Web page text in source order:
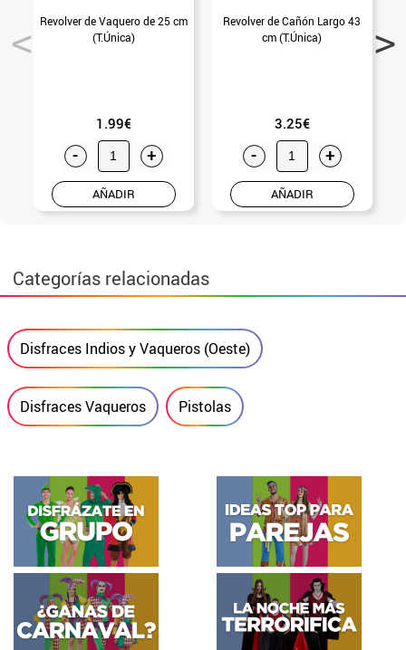
Revolver de Vaquero de 25 cm
(T.Única)
1.99€
- +
AÑADIR
Revolver de Cañón Largo 43
cm (T.Única)
3.25€
- +
AÑADIR
Categorías relacionadas
Disfraces Indios y Vaqueros (Oeste)
Disfraces Vaqueros Pistolas